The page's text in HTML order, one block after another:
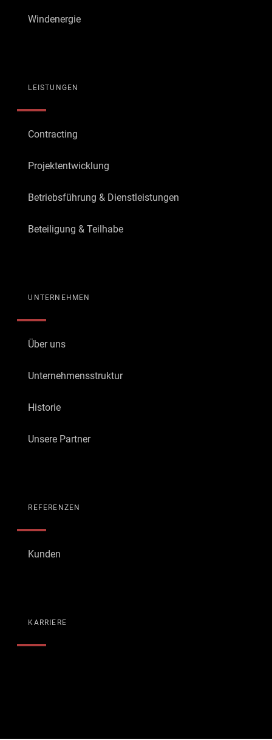
Windenergie
LEISTUNGEN
Contracting
Projektentwicklung
Betriebsführung & Dienstleistungen
Beteiligung & Teilhabe
UNTERNEHMEN
Über uns
Unternehmensstruktur
Historie
Unsere Partner
REFERENZEN
Kunden
KARRIERE